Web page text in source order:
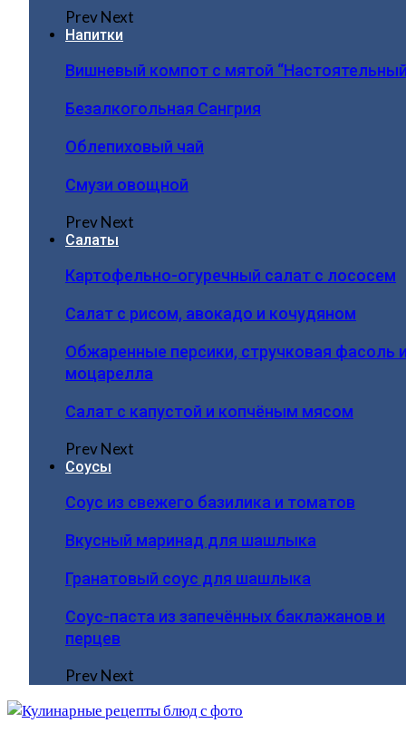
PrevNext
Напитки
Вишневый компот с мятой
Безалкогольная Сангрия
Облепиховый чай
Смузи овощной
PrevNext
Салаты
Картофельно-огуречный салат с лососем
Салат с рисом, авокадо и кочудяном
Обжаренные персики, стручковая фасоль
моцарелла
Салат с капустой и копчёным мясом
PrevNext
Соусы
Соус из свежего базилика и томатов
Вкусный маринад для шашлыка
Гранатовый соус для шашлыка
Соус-паста из запечённых баклажанов и
перцев
PrevNext